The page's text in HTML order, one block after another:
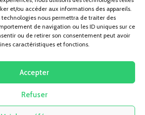
et/ou accéder aux informations des appareils.
nous permettra de traiter des
de navigation ou les ID uniques sur ce
ou de retirer son consentement peut avoir
caractéristiques et fonctions.
Accepter
Refuser
ARTICLE PRÉCÉDENT
moment.